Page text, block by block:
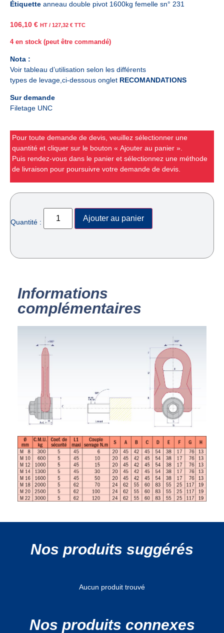
Étiquette anneau double pivot 1600kg femelle sn° 231
106,10 € HT / 127,32 € TTC
4 en stock (peut être commandé)
Nota :
Voir tableau d’utilisation selon les différents
types de levage,ci-dessous onglet RECOMANDATIONS
Sur demande
Filetage UNC
Pour toute demande de devis, veuillez sélectionner une
quantité et cliquer sur le bouton « Ajouter au panier ».
Puis rendez-vous dans le panier et sélectionnez une méthode
de livraison pour poursuivre votre demande de devis.
Quantité : Ajouter au panier
Informations
complémentaires
Nos produits suggérés
Aucun produit trouvé
Nos produits connexes